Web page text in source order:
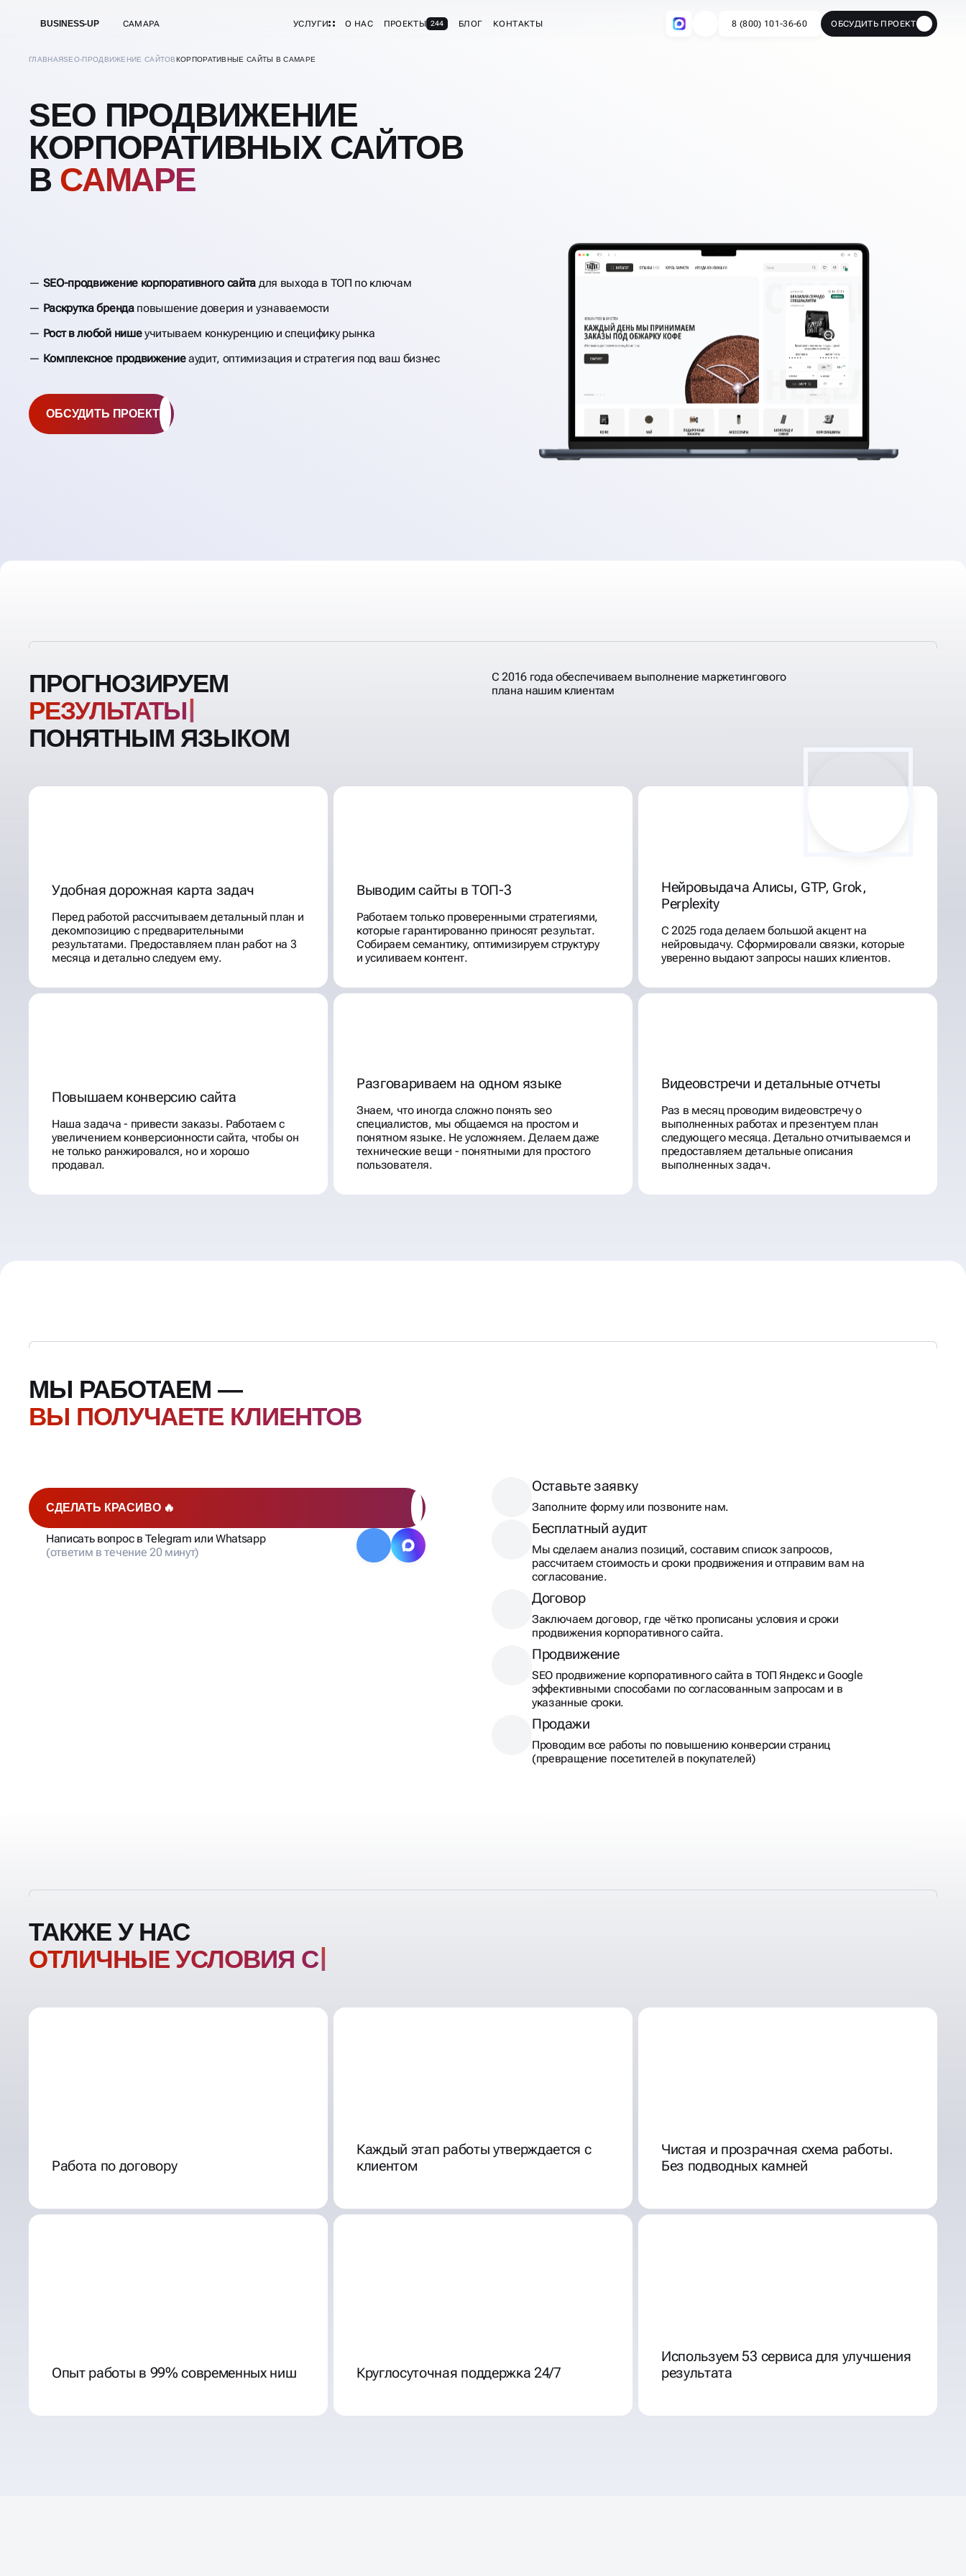
BUSINESS-UP САМАРА УСЛУГИ О НАС ПРОЕКТЫ 244 БЛОГ КОНТАКТЫ 8 (800) 101-36-60 ОБСУДИТЬ ПРОЕКТ
ГЛАВНАЯSEO-ПРОДВИЖЕНИЕ САЙТОВКОРПОРАТИВНЫЕ САЙТЫ В САМАРЕ
SEO ПРОДВИЖЕНИЕ
КОРПОРАТИВНЫХ САЙТОВ
В САМАРЕ
SEO-продвижение корпоративного сайта для выхода в ТОП по ключам
Раскрутка брендаповышение доверия и узнаваемости
Рост в любой нишеучитываем конкуренцию и специфику рынка
Комплексное продвижениеаудит, оптимизация и стратегия под ваш бизнес
ОБСУДИТЬ ПРОЕКТ
ПРОГНОЗИРУЕМ
РЕЗУЛ
ПОНЯТНЫМ ЯЗЫКОМ
С 2016 года обеспечиваем выполнение маркетингового
плана нашим клиентам
Удобная дорожная карта задач
Перед работой рассчитываем детальный план и
декомпозицию с предварительными
результатами. Предоставляем план работ на 3
месяца и детально следуем ему.
Выводим сайты в ТОП-3
Работаем только проверенными стратегиями,
которые гарантированно приносят результат.
Собираем семантику, оптимизируем структуру
и усиливаем контент.
Нейровыдача Алисы, GTP, Grok,
Perplexity
С 2025 года делаем большой акцент на
нейровыдачу. Сформировали связки, которые
уверенно выдают запросы наших клиентов.
Повышаем конверсию сайта
Наша задача - привести заказы. Работаем с
увеличением конверсионности сайта, чтобы он
не только ранжировался, но и хорошо
продавал.
Разговариваем на одном языке
Знаем, что иногда сложно понять seo
специалистов, мы общаемся на простом и
понятном языке. Не усложняем. Делаем даже
технические вещи - понятными для простого
пользователя.
Видеовстречи и детальные отчеты
Раз в месяц проводим видеовстречу о
выполненных работах и презентуем план
следующего месяца. Детально отчитываемся и
предоставляем детальные описания
выполненных задач.
МЫ РАБОТАЕМ —
ВЫ ПОЛУЧАЕТЕ КЛИЕНТОВ
СДЕЛАТЬ КРАСИВО 🔥
Написать вопрос в Telegram или Whatsapp
(ответим в течение 20 минут)
Оставьте заявку
Заполните форму или позвоните нам.
Бесплатный аудит
Мы сделаем анализ позиций, составим список запросов,
рассчитаем стоимость и сроки продвижения и отправим вам на
согласование.
Договор
Заключаем договор, где чётко прописаны условия и сроки
продвижения корпоративного сайта.
Продвижение
SEO продвижение корпоративного сайта в ТОП Яндекс и Google
эффективными способами по согласованным запросам и в
указанные сроки.
Продажи
Проводим все работы по повышению конверсии страниц
(превращение посетителей в покупателей)
ТАКЖЕ У НАС
ОТЛИЧНЫЕ УСЛОВИЯ
Каждый этап работы утверждается с
Чистая и прозрачная схема работы.
Используем 53 сервиса для улучшения